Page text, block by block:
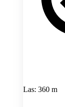
Las: 360 m